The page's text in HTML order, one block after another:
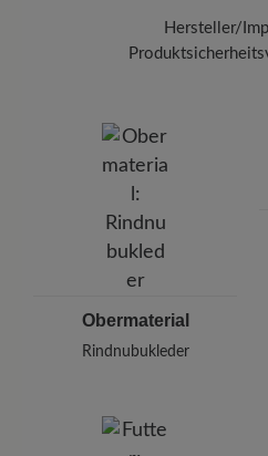
Hersteller/
Pleidelsheimer Str. 15/1,
E-mail:
Obermaterial
Rindnubukleder